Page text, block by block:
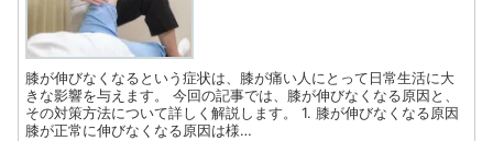
膝が伸びなくなるという症状は、膝が痛い人にとって日常生活に大
きな影響を与えます。 今回の記事では、膝が伸びなくなる原因と、
その対策方法について詳しく解説します。 1. 膝が伸びなくなる原因
膝が正常に伸びなくなる原因は様…